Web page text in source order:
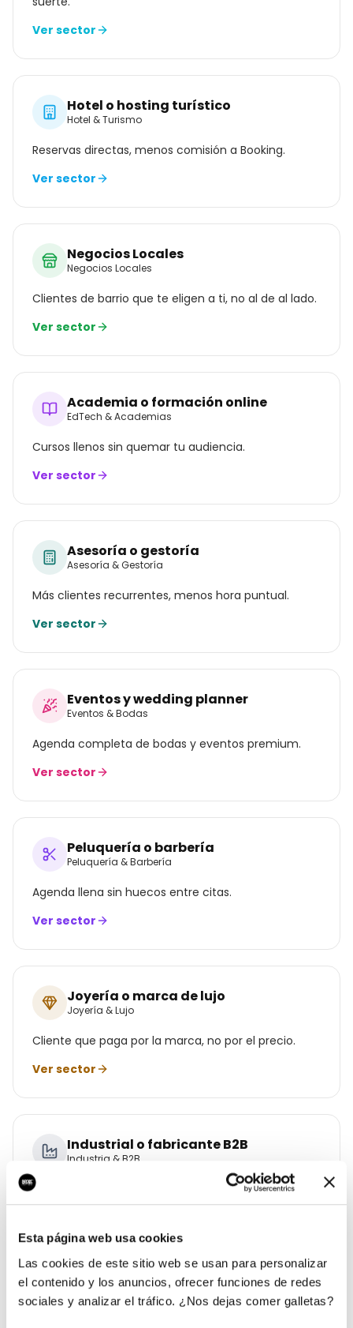
Esta página web usa cookies
Las cookies de este sitio web se usan para personalizar
el contenido y los anuncios, ofrecer funciones de redes
sociales y analizar el tráfico. ¿Nos dejas comer galletas?
Ver sector
Hotel o hosting turístico
Hotel & Turismo
Reservas directas, menos comisión a Booking.
Ver sector
Negocios Locales
Negocios Locales
Clientes de barrio que te eligen a ti, no al de al lado.
Ver sector
Academia o formación online
EdTech & Academias
Cursos llenos sin quemar tu audiencia.
Ver sector
Asesoría o gestoría
Asesoría & Gestoría
Más clientes recurrentes, menos hora puntual.
Ver sector
Eventos y wedding planner
Eventos & Bodas
Agenda completa de bodas y eventos premium.
Ver sector
Peluquería o barbería
Peluquería & Barbería
Agenda llena sin huecos entre citas.
Ver sector
Joyería o marca de lujo
Joyería & Lujo
Cliente que paga por la marca, no por el precio.
Ver sector
Industrial o fabricante B2B
Industria & B2B
Contactos industriales cualificados todo el año.
Franquicia o cadena
Franquicias & Retail